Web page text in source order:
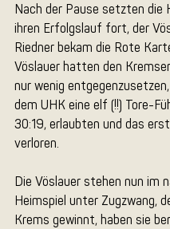
Nach der Pause setzten die
ihren Erfolgslauf fort, der
Riedner bekam die Rote
Vöslauer hatten den
nur wenig
dem UHK eine elf (!!) Tore-
30:19, erlaubten und das
verloren.
Die Vöslauer stehen nun im
Heimspiel unter Zugzwang,
Krems gewinnt, haben sie